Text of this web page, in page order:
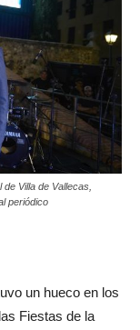
Villa de Vallecas,
periódico
un hueco en los
Fiestas de la